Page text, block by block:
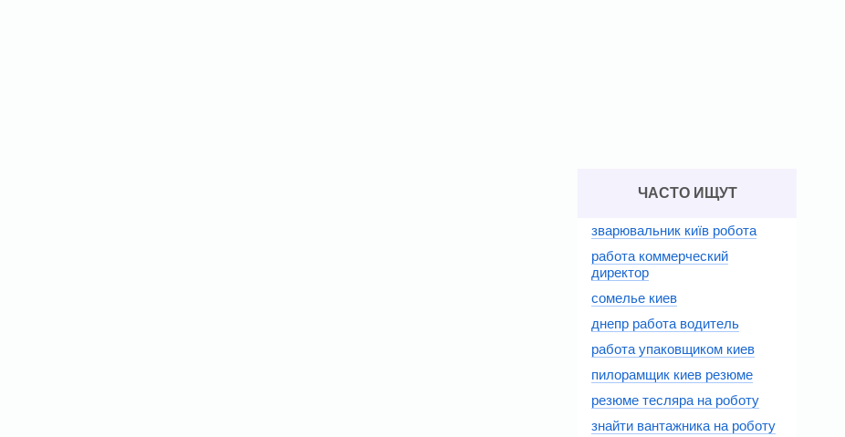
ЧАСТО ИЩУТ
зварювальник київ робота
работа коммерческий
директор
сомелье киев
днепр работа водитель
работа упаковщиком киев
пилорамщик киев резюме
резюме тесляра на роботу
знайти вантажника на роботу